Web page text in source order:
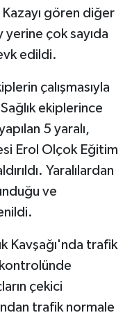
gören diğer
yerine çok sayıda
edildi.
çalışmasıyla
ekiplerince
5 yaralı,
Erol Olçok Eğitim
Yaralılardan
ve
Kavşağı'nda trafik
kontrolünde
çekici
trafik normale